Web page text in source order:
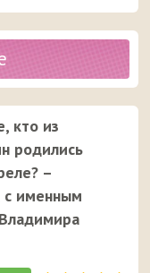
с Днём
девочку с таким
и в 3 клика
кто из
родились
–
с именным